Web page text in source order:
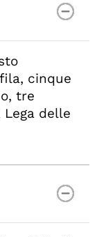
cinque
tre
delle